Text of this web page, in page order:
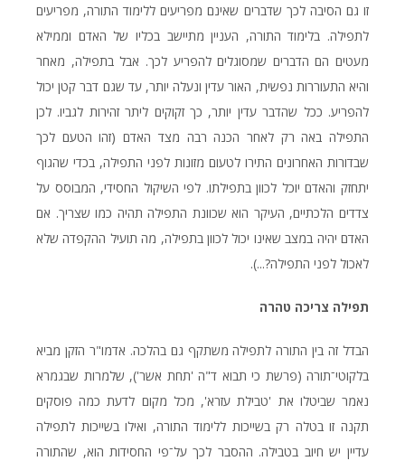
זו גם הסיבה לכך שדברים שאינם מפריעים ללימוד התורה, מפריעים
לתפילה. בלימוד התורה, העניין מתיישב בכליו של האדם וממילא
מעטים הם הדברים שמסוגלים להפריע לכך. אבל בתפילה, מאחר
והיא התעוררות נפשית, האור עדין ונעלה יותר, עד שגם דבר קטן יכול
להפריע. ככל שהדבר עדין יותר, כך זקוקים ליתר זהירות לגביו. לכן
התפילה באה רק לאחר הכנה רבה מצד האדם (זהו הטעם לכך
שבדורות האחרונים התירו לטעום מזונות לפני התפילה, בכדי שהגוף
יתחזק והאדם יוכל לכוון בתפילתו. לפי השיקול החסידי, המבוסס על
צדדים הלכתיים, העיקר הוא שכוונת התפילה תהיה כמו שצריך. אם
האדם יהיה במצב שאינו יכול לכוון בתפילה, מה תועיל ההקפדה שלא
לאכול לפני התפילה?...).
תפילה צריכה טהרה
הבדל זה בין התורה לתפילה משתקף גם בהלכה. אדמו"ר הזקן מביא
בלקוטי־תורה (פרשת כי תבוא ד"ה 'תחת אשר'), שלמרות שבגמרא
נאמר שביטלו את 'טבילת עזרא', מכל מקום לדעת כמה פוסקים
תקנה זו בטלה רק בשייכות ללימוד התורה, ואילו בשייכות לתפילה
עדיין יש חיוב בטבילה. ההסבר לכך על־פי החסידות הוא, שהתורה